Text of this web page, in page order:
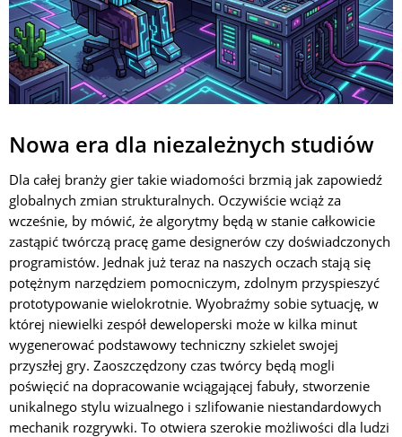
Nowa era dla niezależnych studiów
Dla całej branży gier takie wiadomości brzmią jak zapowiedź
globalnych zmian strukturalnych. Oczywiście wciąż za
wcześnie, by mówić, że algorytmy będą w stanie całkowicie
zastąpić twórczą pracę game designerów czy doświadczonych
programistów. Jednak już teraz na naszych oczach stają się
potężnym narzędziem pomocniczym, zdolnym przyspieszyć
prototypowanie wielokrotnie. Wyobraźmy sobie sytuację, w
której niewielki zespół deweloperski może w kilka minut
wygenerować podstawowy techniczny szkielet swojej
przyszłej gry. Zaoszczędzony czas twórcy będą mogli
poświęcić na dopracowanie wciągającej fabuły, stworzenie
unikalnego stylu wizualnego i szlifowanie niestandardowych
mechanik rozgrywki. To otwiera szerokie możliwości dla ludzi